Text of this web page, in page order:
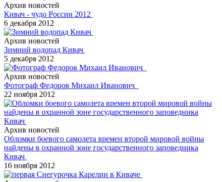
Архив новостей
Кивач - чудо России 2012
6 декабря 2012
Архив новостей
Зимний водопад Кивач
5 декабря 2012
Архив новостей
Фотограф Федоров Михаил Иванович
22 ноября 2012
Архив новостей
Обломки боевого самолета времен второй мировой войны
найдены в охранной зоне государственного заповедника
Кивач
16 ноября 2012